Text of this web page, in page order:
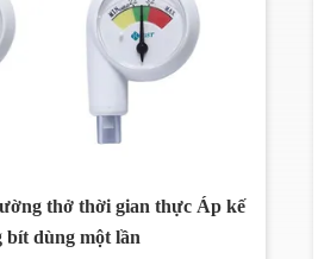
thở thời gian thực Áp kế
bít dùng một lần